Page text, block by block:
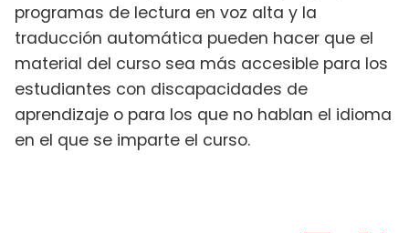
programas de lectura en voz alta y la
traducción automática pueden hacer que el
material del curso sea más accesible para los
estudiantes con discapacidades de
aprendizaje o para los que no hablan el idioma
en el que se imparte el curso.